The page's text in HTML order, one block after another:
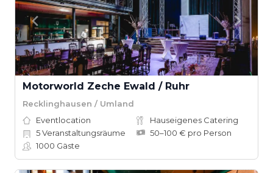
Motorworld Zeche Ewald / Ruhr
Recklinghausen / Umland
Eventlocation
Hauseigenes Catering
5Veranstaltungsräume
50–100 € pro Person
1000 Gäste